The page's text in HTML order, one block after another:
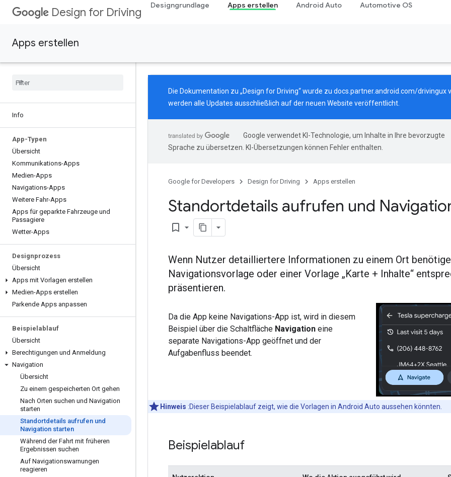
Design for Driving
Designgrundlage Apps erstellen Android Auto Automotive OS
Apps erstellen
Info
App-Typen
Übersicht
Kommunikations-Apps
Medien-Apps
Navigations-Apps
Weitere Fahr-Apps
Apps für geparkte Fahrzeuge und
Passagiere
Wetter-Apps
Designprozess
Übersicht
Apps mit Vorlagen erstellen
Medien-Apps erstellen
Parkende Apps anpassen
Beispielablauf
Übersicht
Berechtigungen und Anmeldung
Navigation
Übersicht
Zu einem gespeicherten Ort gehen
Nach Orten suchen und Navigation
starten
Standortdetails aufrufen und
Navigation starten
Während der Fahrt mit früheren
Ergebnissen suchen
Auf Navigationswarnungen
reagieren
Die Dokumentation zu „Design for Driving“ wurde zu docs.partner.android.com/drivingux
werden alle Updates ausschließlich auf der neuen Website veröffentlicht.
Google verwendet KI-Technologie, um Inhalte in Ihre bevorzugte
Sprache zu übersetzen. KI-Übersetzungen können Fehler enthalten.
Google for Developers Design for Driving Apps erstellen
Standortdetails aufrufen und
bookmark_border
Wenn Nutzer detailliertere Informationen zu einem Ort
Navigationsvorlage oder einer Vorlage „Karte + Inhalte“
präsentieren.
Da die App keine Navigations-App ist, wird in diesem
Beispiel über die Schaltfläche Navigation eine
separate Navigations-App geöffnet und der
Aufgabenfluss beendet.
Hinweis :Dieser Beispielablauf zeigt, wie die Vorlagen in Android Auto aussehen könnten.
Beispielablauf